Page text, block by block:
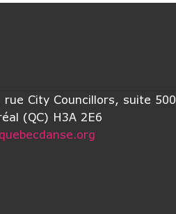
rue City Councillors, suite 500
(QC) H3A 2E6